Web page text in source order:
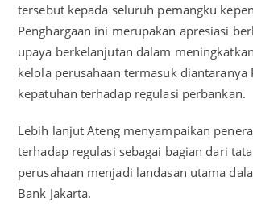
tersebut kepada seluruh pemangku
Penghargaan ini merupakan apresiasi
upaya berkelanjutan dalam
kelola perusahaan termasuk diantaranya
kepatuhan terhadap regulasi perbankan.
Lebih lanjut Ateng menyampaikan
terhadap regulasi sebagai bagian dari
perusahaan menjadi landasan utama
Bank Jakarta.